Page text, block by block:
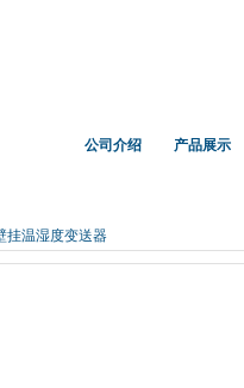
公司介绍 产品展示
温湿度变送器